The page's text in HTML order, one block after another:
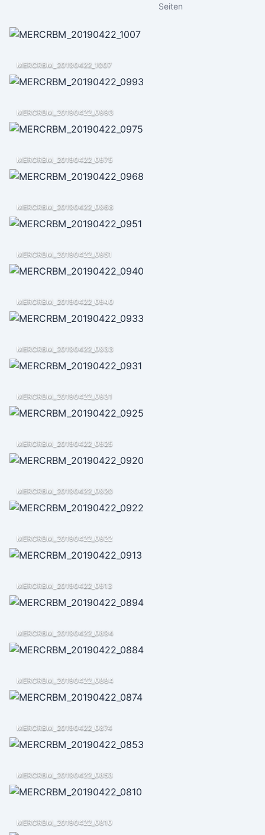
Seiten
MERCRBM_20190422_1007
MERCRBM_20190422_0993
MERCRBM_20190422_0975
MERCRBM_20190422_0968
MERCRBM_20190422_0951
MERCRBM_20190422_0940
MERCRBM_20190422_0933
MERCRBM_20190422_0931
MERCRBM_20190422_0925
MERCRBM_20190422_0920
MERCRBM_20190422_0922
MERCRBM_20190422_0913
MERCRBM_20190422_0894
MERCRBM_20190422_0884
MERCRBM_20190422_0874
MERCRBM_20190422_0853
MERCRBM_20190422_0810